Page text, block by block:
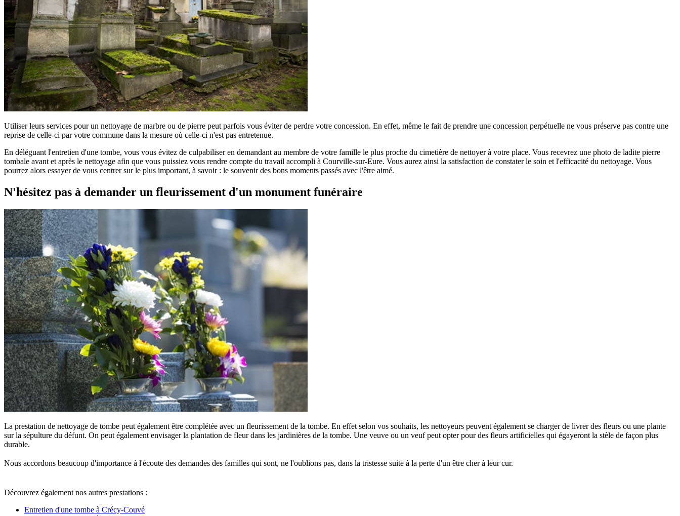
Utiliser leurs services pour un nettoyage de marbre ou de pierre peut parfois vous éviter de perdre votre concession. En effet, même le fait de prendre une concession perpétuelle ne vous préserve pas contre une
reprise de celle-ci par votre commune dans la mesure où celle-ci n'est pas entretenue.
En déléguant l'entretien d'une tombe, vous vous évitez de culpabiliser en demandant au membre de votre famille le plus proche du cimetière de nettoyer à votre place. Vous recevrez une photo de ladite pierre
tombale avant et après le nettoyage afin que vous puissiez vous rendre compte du travail accompli à Courville-sur-Eure. Vous aurez ainsi la satisfaction de constater le soin et l'efficacité du nettoyage. Vous
pourrez alors essayer de vous centrer sur le plus important, à savoir : le souvenir des bons moments passés avec l'être aimé.
N'hésitez pas à demander un fleurissement d'un monument funéraire
La prestation de nettoyage de tombe peut également être complétée avec un fleurissement de la tombe. En effet selon vos souhaits, les nettoyeurs peuvent également se charger de livrer des fleurs ou une plante
sur la sépulture du défunt. On peut également envisager la plantation de fleur dans les jardinières de la tombe. Une veuve ou un veuf peut opter pour des fleurs artificielles qui égayeront la stèle de façon plus
durable.
Nous accordons beaucoup d'importance à l'écoute des demandes des familles qui sont, ne l'oublions pas, dans la tristesse suite à la perte d'un être cher à leur cur.
Découvrez également nos autres prestations :
Entretien d'une tombe à Crécy-Couvé